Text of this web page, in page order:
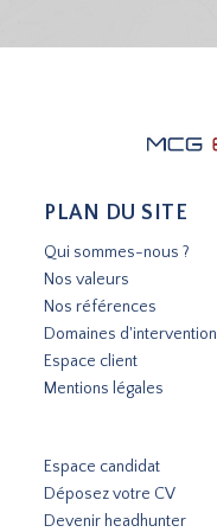
PLAN DU SITE
Qui sommes-nous ?
Nos valeurs
Nos références
Domaines d'intervention
Espace client
Mentions légales
Espace candidat
Déposez votre CV
Devenir headhunter